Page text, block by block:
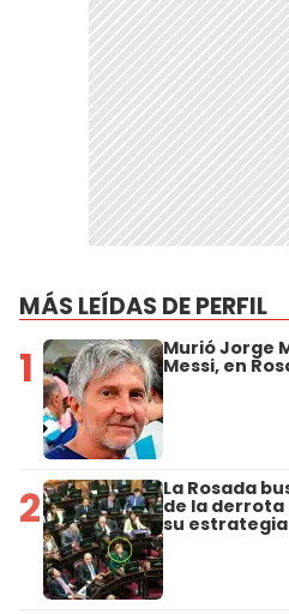
MÁS LEÍDAS DE PERFIL
1 Murió Jorge
Messi, en
2 La Rosada
de la derrota
su estrategia